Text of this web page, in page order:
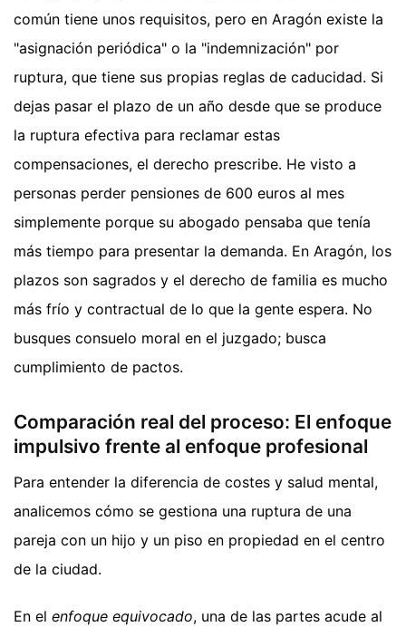
común tiene unos requisitos, pero en Aragón existe la
"asignación periódica" o la "indemnización" por
ruptura, que tiene sus propias reglas de caducidad. Si
dejas pasar el plazo de un año desde que se produce
la ruptura efectiva para reclamar estas
compensaciones, el derecho prescribe. He visto a
personas perder pensiones de 600 euros al mes
simplemente porque su abogado pensaba que tenía
más tiempo para presentar la demanda. En Aragón, los
plazos son sagrados y el derecho de familia es mucho
más frío y contractual de lo que la gente espera. No
busques consuelo moral en el juzgado; busca
cumplimiento de pactos.
Comparación real del proceso: El enfoque
impulsivo frente al enfoque profesional
Para entender la diferencia de costes y salud mental,
analicemos cómo se gestiona una ruptura de una
pareja con un hijo y un piso en propiedad en el centro
de la ciudad.
En el enfoque equivocado, una de las partes acude al